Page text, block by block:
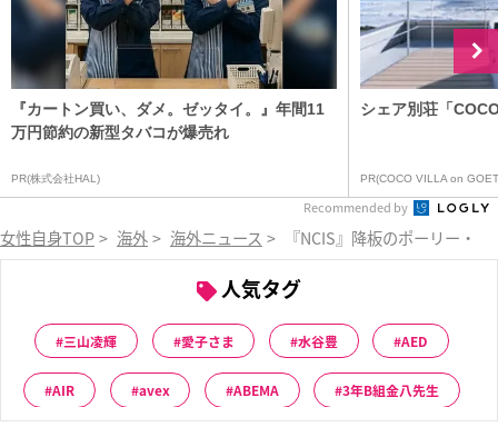
『カートン買い、ダメ。ゼッタイ。』年間11
万円節約の新型タバコが爆売れ
PR(株式会社HAL)
シェア別荘「
PR(COCO VILLA on
Recommended by
女性自身TOP > 海外 > 海外ニュース > 『NCIS』降板のポーリー・
人気タグ
三山凌輝 愛子さま 水谷豊 AED
AIR avex ABEMA 3年B組金八先生